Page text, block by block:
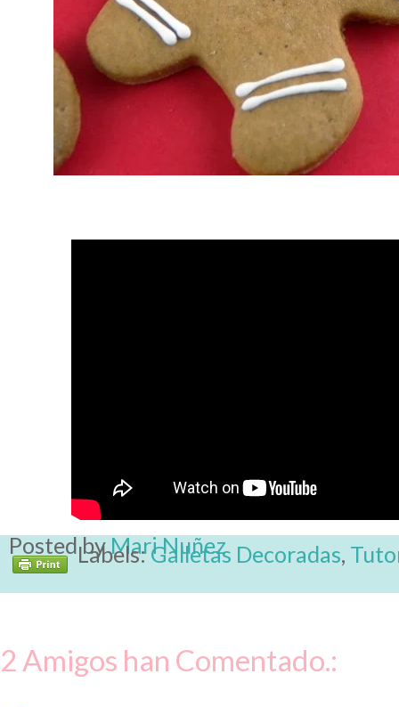
Posted byMari Nuñez
Labels:Galletas Decoradas,
2 Amigos han Comentado.: